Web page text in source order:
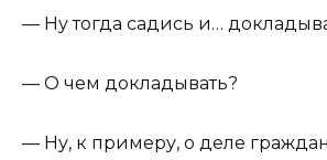
— Ну тогда садись и…
— О чем докладывать?
— Ну, к примеру, о деле